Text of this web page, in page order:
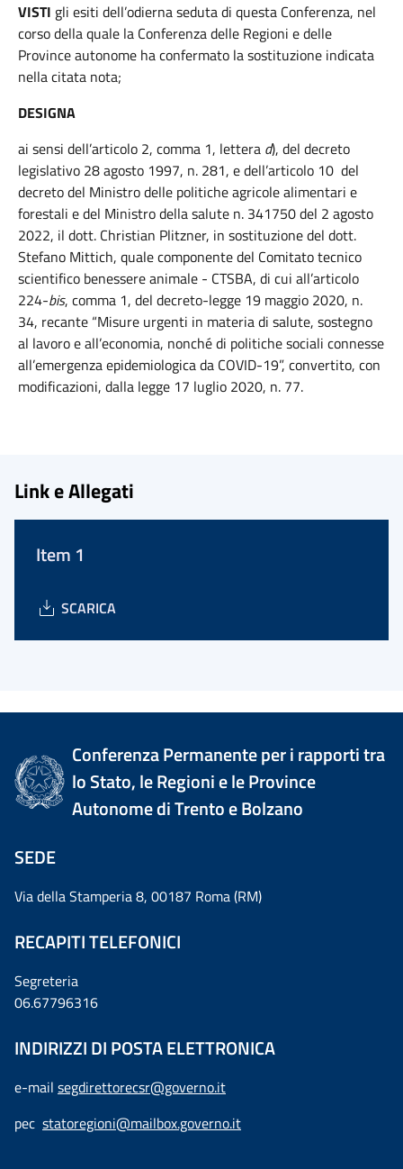
VISTI gli esiti dell’odierna seduta di questa Conferenza, nel
corso della quale la Conferenza delle Regioni e delle
Province autonome ha confermato la sostituzione indicata
nella citata nota;
DESIGNA
ai sensi dell’articolo 2, comma 1, lettera d), del decreto
legislativo 28 agosto 1997, n. 281, e dell’articolo 10 del
decreto del Ministro delle politiche agricole alimentari e
forestali e del Ministro della salute n. 341750 del 2 agosto
2022, il dott. Christian Plitzner, in sostituzione del dott.
Stefano Mittich, quale componente del Comitato tecnico
scientifico benessere animale - CTSBA, di cui all’articolo
224-bis, comma 1, del decreto-legge 19 maggio 2020, n.
34, recante “Misure urgenti in materia di salute, sostegno
al lavoro e all’economia, nonché di politiche sociali connesse
all’emergenza epidemiologica da COVID-19”, convertito, con
modificazioni, dalla legge 17 luglio 2020, n. 77.
Link e Allegati
Item 1
SCARICA
Conferenza Permanente per i rapporti tra
lo Stato, le Regioni e le Province
Autonome di Trento e Bolzano
SEDE
Via della Stamperia 8, 00187 Roma (RM)
RECAPITI TELEFONICI
Segreteria
06.67796316
INDIRIZZI DI POSTA ELETTRONICA
e-mail segdirettorecsr@governo.it
pec statoregioni@mailbox.governo.it